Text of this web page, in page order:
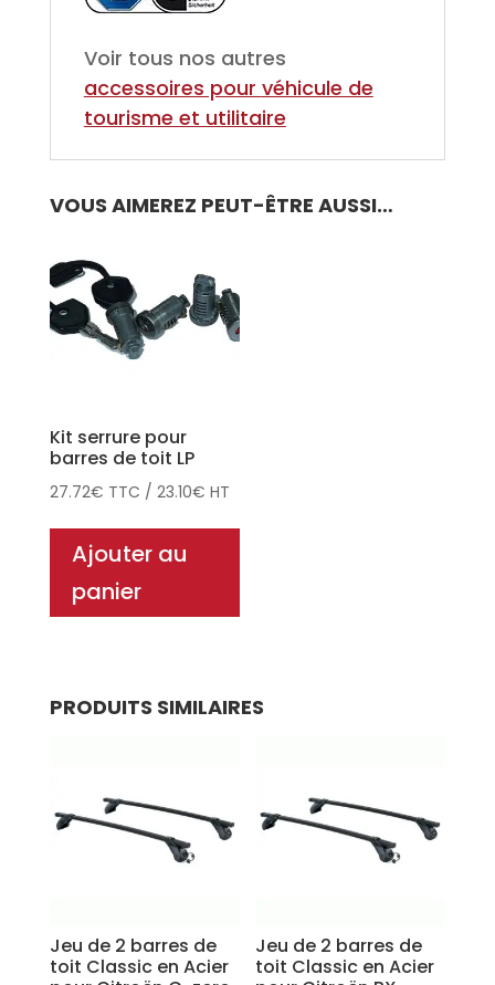
Voir tous nos autres
accessoires pour véhicule de
tourisme et utilitaire
VOUS AIMEREZ PEUT-ÊTRE AUSSI…
Kit serrure pour
barres de toit LP
27.72€ TTC / 23.10€ HT
Ajouter au
panier
PRODUITS SIMILAIRES
Jeu de 2 barres de
toit Classic en Acier
Jeu de 2 barres de
toit Classic en Acier